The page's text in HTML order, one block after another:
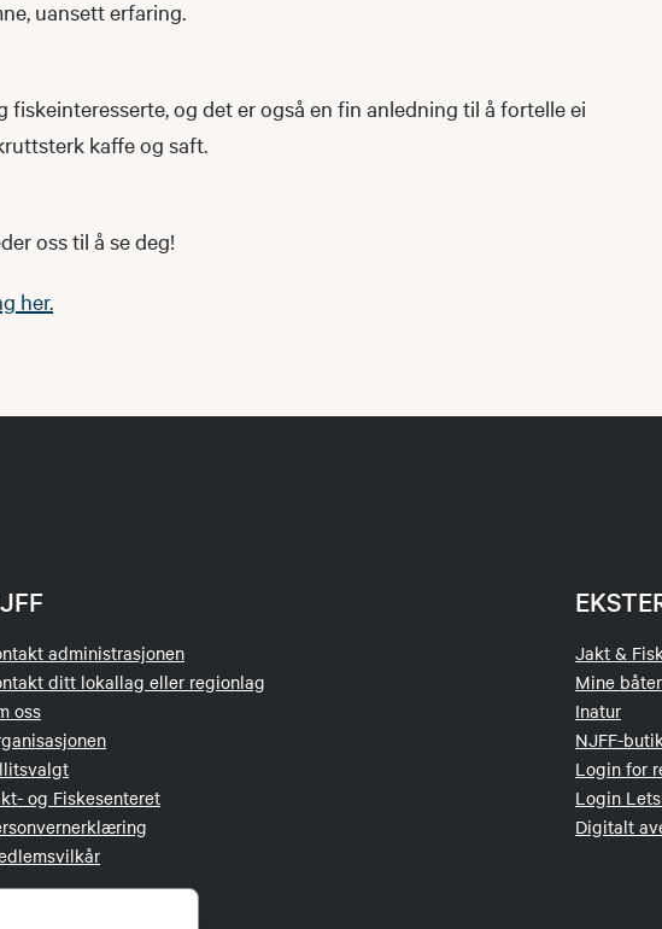
uansett erfaring.
fiskeinteresserte, og det er også en fin anledning til å fortelle ei
kaffe og saft.
oss til å se deg!
her.
administrasjonen
ditt lokallag eller regionlag
oss
og Fiskesenteret
Jakt &
Mine båter
Inatur
NJFF-
Login for
Login
Digitalt